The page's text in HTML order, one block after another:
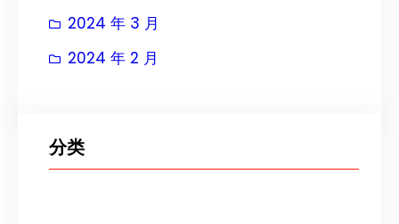
2024 年 3 月
2024 年 2 月
分类